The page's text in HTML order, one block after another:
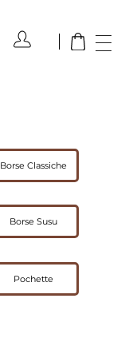
Borse Classiche
Borse Susu
Pochette